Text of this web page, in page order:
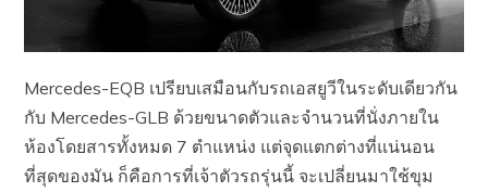
Mercedes-EQB เปรียบเสมือนกับรถเอสยูวีในระดับเดียวกัน
กับ Mercedes-GLB ด้วยขนาดตัวและจำนวนที่นั่งภายใน
ห้องโดยสารทั้งหมด 7 ตำแหน่ง แต่จุดแตกต่างที่แน่นอน
ที่สุดของมัน ก็คือการที่เจ้าตัวรถรุ่นนี้ จะเปลี่ยนมาใช้ขุม